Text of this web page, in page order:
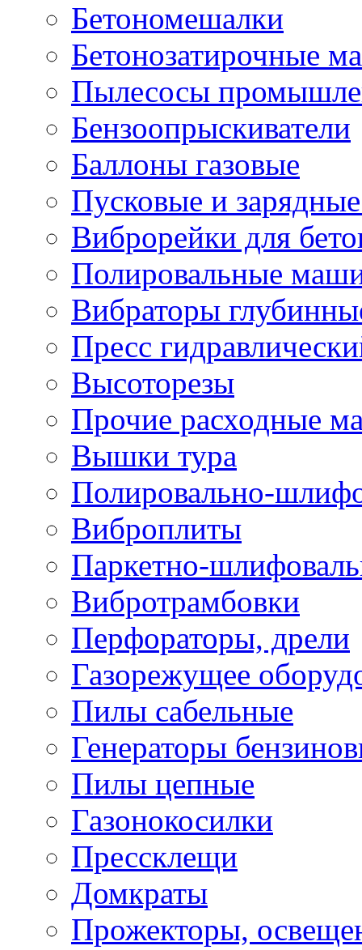
Бетономешалки
Бетонозатирочные
Пылесосы
Бензоопрыскиватели
Баллоны газовые
Пусковые и
Виброрейки для
Полировальные
Вибраторы
Пресс
Высоторезы
Прочие расходные
Вышки тура
Полировально-
Виброплиты
Паркетно-
Вибротрамбовки
Перфораторы, дрели
Газорежущее
Пилы сабельные
Генераторы
Пилы цепные
Газонокосилки
Прессклещи
Домкраты
Прожекторы,